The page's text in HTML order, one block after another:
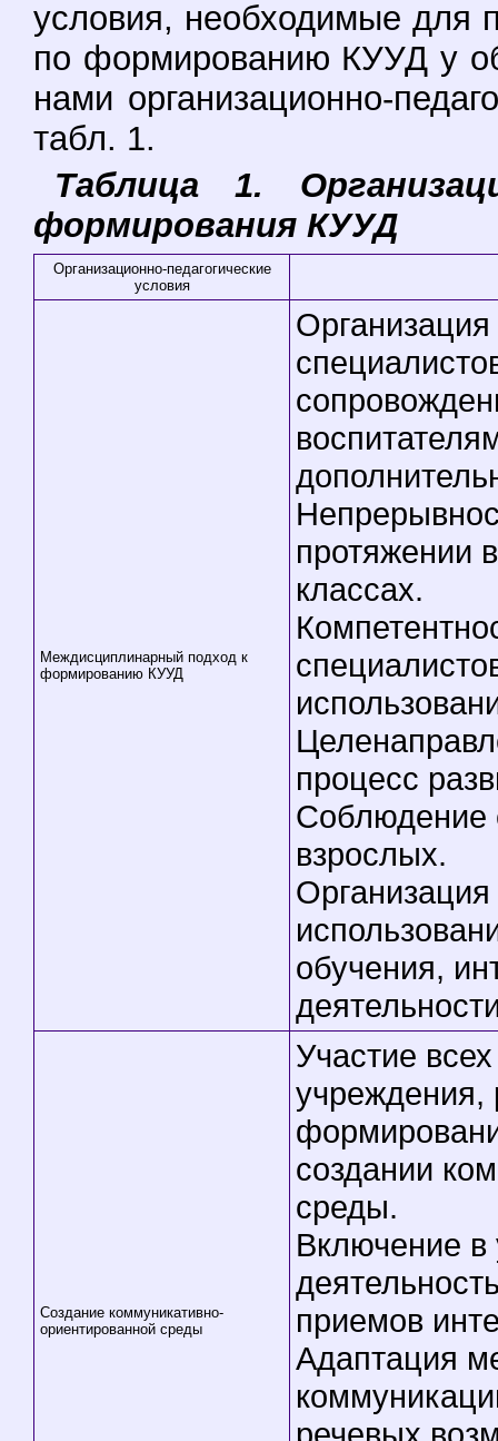
условия, необходимые для
по формированию КУУД у
нами организационно-
табл. 1.
Таблица 1.
формирования КУУД
Организационно-педагогические
условия
Междисциплинарный подход к
формированию КУУД
Организация
протяжении
классах.
процесс
Соблюдение
взрослых.
Организация
обучения,
Создание коммуникативно-
ориентированной среды
Участие
создании
среды.
Включение в
приемов
Адаптация
речевых